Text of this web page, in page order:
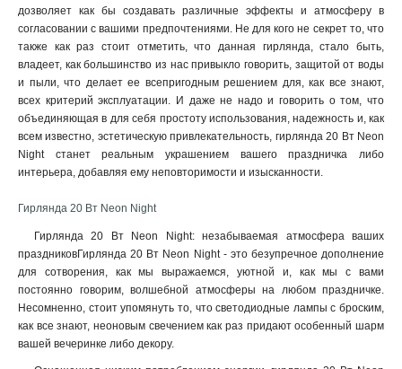
дозволяет как бы создавать различные эффекты и атмосферу в
согласовании с вашими предпочтениями. Не для кого не секрет то, что
также как раз стоит отметить, что данная гирлянда, стало быть,
владеет, как большинство из нас привыкло говорить, защитой от воды
и пыли, что делает ее всепригодным решением для, как все знают,
всех критерий эксплуатации. И даже не надо и говорить о том, что
объединяющая в для себя простоту использования, надежность и, как
всем известно, эстетическую привлекательность, гирлянда 20 Вт Neon
Night станет реальным украшением вашего праздничка либо
интерьера, добавляя ему неповторимости и изысканности.
Гирлянда 20 Вт Neon Night
Гирлянда 20 Вт Neon Night: незабываемая атмосфера ваших
праздниковГирлянда 20 Вт Neon Night - это безупречное дополнение
для сотворения, как мы выражаемся, уютной и, как мы с вами
постоянно говорим, волшебной атмосферы на любом праздничке.
Несомненно, стоит упомянуть то, что светодиодные лампы с броским,
как все знают, неоновым свечением как раз придают особенный шарм
вашей вечеринке либо декору.